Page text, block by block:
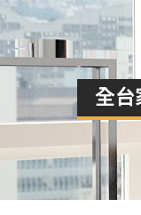
全台